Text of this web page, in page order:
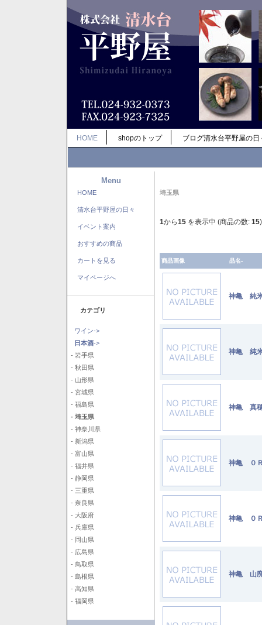
HOME shopのトップ ブログ清水台平野屋の日
Menu
HOME
清水台平野屋の日々
イベント案内
おすすめの商品
カートを見る
マイページへ
カテゴリ
ワイン->
日本酒->
- 岩手県
- 秋田県
- 山形県
- 宮城県
- 福島県
- 埼玉県
- 神奈川県
- 新潟県
- 富山県
- 福井県
- 静岡県
- 三重県
- 奈良県
- 大阪府
- 兵庫県
- 岡山県
- 広島県
- 鳥取県
- 島根県
- 高知県
- 福岡県
埼玉県
1から15 を表示中 (商品の数: 15)
商品画像 品名-
神亀 純
神亀 純
神亀 真
神亀 ０
神亀 ０
神亀 山